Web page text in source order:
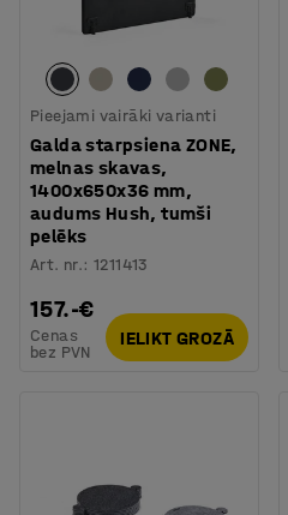
Pieejami vairāki varianti
Galda starpsiena ZONE,
melnas skavas,
1400x650x36 mm,
audums Hush, tumši
pelēks
Art. nr.:1211413
157.-€
Cenas
bez PVN
IELIKT GROZĀ